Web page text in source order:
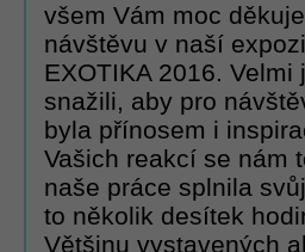
všem Vám moc
návštěvu v naší
EXOTIKA 2016. Velmi
snažili, aby pro
byla přínosem i
Vašich reakcí se nám
naše práce splnila
to několik desítek
Většinu vystavených